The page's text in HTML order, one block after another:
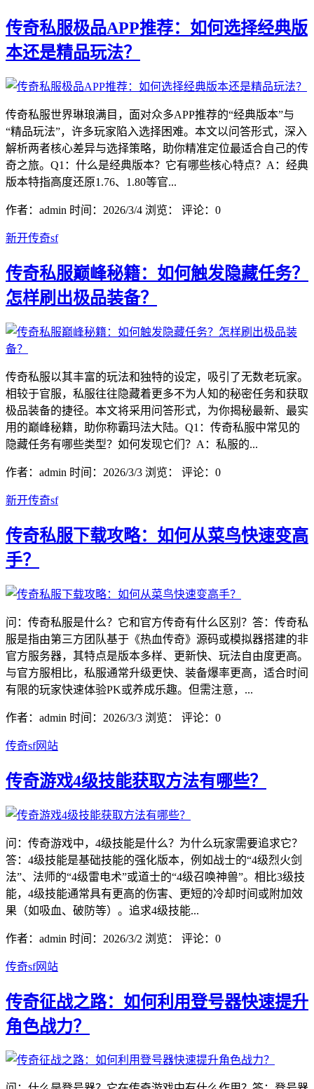
传奇私服极品APP推荐：如何选择经典版
本还是精品玩法？
传奇私服世界琳琅满目，面对众多APP推荐的“经典版本”与
“精品玩法”，许多玩家陷入选择困难。本文以问答形式，深入
解析两者核心差异与选择策略，助你精准定位最适合自己的传
奇之旅。Q1：什么是经典版本？它有哪些核心特点？A：经典
版本特指高度还原1.76、1.80等官...
作者：admin 时间：2026/3/4 浏览： 评论：0
新开传奇sf
传奇私服巅峰秘籍：如何触发隐藏任务？
怎样刷出极品装备？
传奇私服以其丰富的玩法和独特的设定，吸引了无数老玩家。
相较于官服，私服往往隐藏着更多不为人知的秘密任务和获取
极品装备的捷径。本文将采用问答形式，为你揭秘最新、最实
用的巅峰秘籍，助你称霸玛法大陆。Q1：传奇私服中常见的
隐藏任务有哪些类型？如何发现它们？A：私服的...
作者：admin 时间：2026/3/3 浏览： 评论：0
新开传奇sf
传奇私服下载攻略：如何从菜鸟快速变高
手？
问：传奇私服是什么？它和官方传奇有什么区别？答：传奇私
服是指由第三方团队基于《热血传奇》源码或模拟器搭建的非
官方服务器，其特点是版本多样、更新快、玩法自由度更高。
与官方服相比，私服通常升级更快、装备爆率更高，适合时间
有限的玩家快速体验PK或养成乐趣。但需注意，...
作者：admin 时间：2026/3/3 浏览： 评论：0
传奇sf网站
传奇游戏4级技能获取方法有哪些？
问：传奇游戏中，4级技能是什么？为什么玩家需要追求它？
答：4级技能是基础技能的强化版本，例如战士的“4级烈火剑
法”、法师的“4级雷电术”或道士的“4级召唤神兽”。相比3级技
能，4级技能通常具有更高的伤害、更短的冷却时间或附加效
果（如吸血、破防等）。追求4级技能...
作者：admin 时间：2026/3/2 浏览： 评论：0
传奇sf网站
传奇征战之路：如何利用登号器快速提升
角色战力？